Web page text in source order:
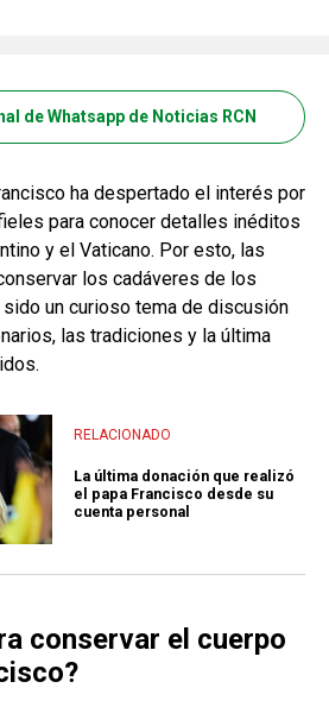
de Whatsapp de Noticias RCN
ha despertado el interés por
para conocer detalles inéditos
y el Vaticano. Por esto, las
los cadáveres de los
un curioso tema de discusión
las tradiciones y la última
RELACIONADO
La última donación que realizó
el papa Francisco desde su
cuenta personal
conservar el cuerpo